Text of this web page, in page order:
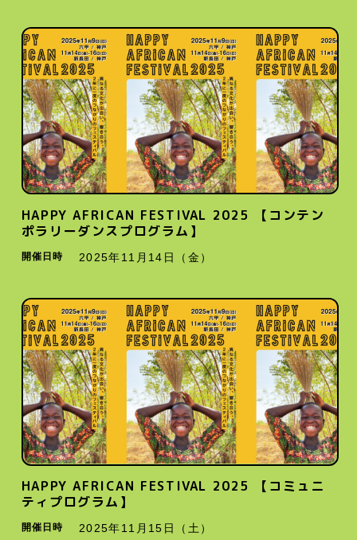
HAPPY AFRICAN FESTIVAL 2025 【コンテン
ポラリーダンスプログラム】
開催日時 2025年11月14日（金）
HAPPY AFRICAN FESTIVAL 2025 【コミュニ
ティプログラム】
開催日時 2025年11月15日（土）